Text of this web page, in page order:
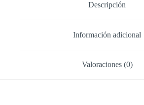
Descripción
Información adicional
Valoraciones (0)